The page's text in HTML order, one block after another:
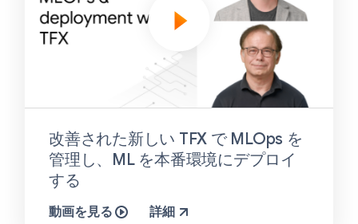
改善された新しい TFX で MLOps を
管理し、ML を本番環境にデプロイ
する
動画を見る 詳細